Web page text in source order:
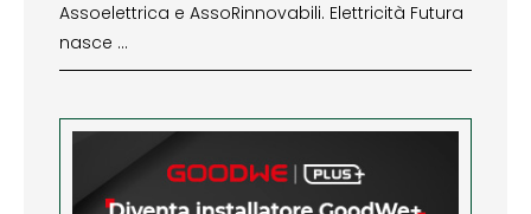
Assoelettrica e AssoRinnovabili. Elettricità Futura
nasce …